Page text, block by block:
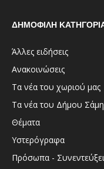
ΔΗΜΟΦΙΛΗ
Άλλες ειδήσεις
Ανακοινώσεις
Τα νέα του χωριού μας
Τα νέα του Δήμου
Θέματα
Υστερόγραφα
Πρόσωπα -